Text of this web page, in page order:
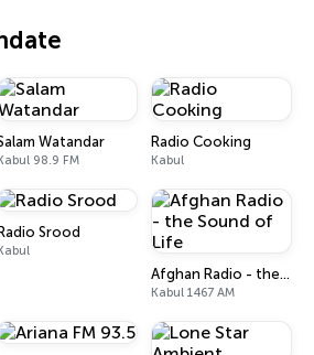
Watandar
98.9 FM
Radio Cooking
Kabul
Radio Srood
Afghan Radio - the Sound of Life
Kabul 1467 AM